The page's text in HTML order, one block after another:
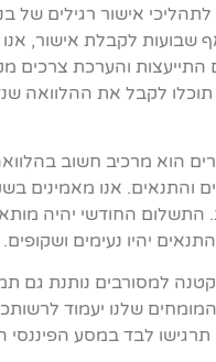
לתהליכי אישור רגילים
שבועות לקבלת אישור,
התייעצות והערכת צרכים
תוכלו לקבל את ההלוואה
הוא מרכיב חשוב
והתנאים. אנו מאמינים
התשלום החודשי יהיה
יהיו נעימים ושקופים.
קטנה למסורבים נותנת גם
שלנו יעמוד
לבד במסע הפיננסי